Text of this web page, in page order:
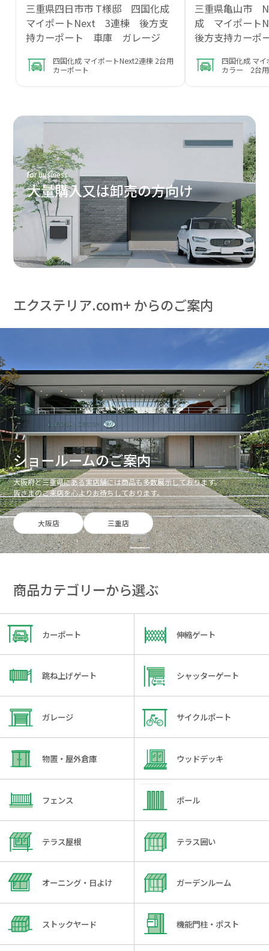
三重県四日市市 T様邸 四国化成
マイポートNext 3連棟 後方支
持カーポート 車庫 ガレージ
四国化成 マイポートNext2連棟 2台用
カーポート
三重県亀山市
成 マイポート
後方支持カー
四国化成 マ
カラー 2台用
for business
大量購入又は卸売の方向け
エクステリア.com+ からのご案内
ショールームのご案内
大阪府と三重県にある実店舗には商品も多数展示しております。
皆さまのご来店を心よりお待ちしております。
大阪店 三重店
商品カテゴリーから選ぶ
カーポート 伸縮ゲート
跳ね上げゲート シャッターゲート
ガレージ サイクルポート
物置・屋外倉庫 ウッドデッキ
フェンス ポール
テラス屋根 テラス囲い
オーニング・日よけ ガーデンルーム
ストックヤード 機能門柱・ポスト